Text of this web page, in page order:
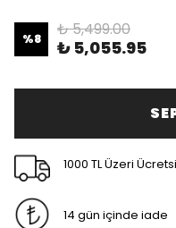
%8 ₺ 5,499.00
₺ 5,055.95
1000 TL Üzeri
14 gün içinde iade